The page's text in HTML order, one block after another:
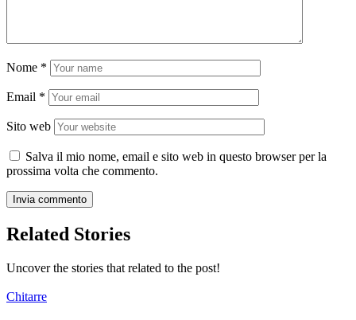
Nome *
Email *
Sito web
Salva il mio nome, email e sito web in questo browser per la
prossima volta che commento.
Related Stories
Uncover the stories that related to the post!
Chitarre